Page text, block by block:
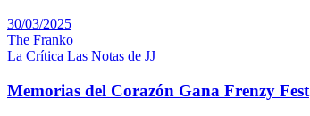
30/03/2025
The Franko
La Crítica Las Notas de JJ
Memorias del Corazón Gana Frenzy Fest